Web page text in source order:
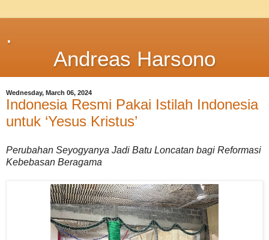
.
Andreas Harsono
Wednesday, March 06, 2024
Indonesia Resmi Pakai Istilah Indonesia
untuk ‘Yesus Kristus’
Perubahan Seyogyanya Jadi Batu Loncatan bagi Reformasi
Kebebasan Beragama